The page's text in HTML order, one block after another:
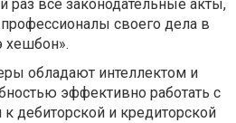
раз все законодательные акты,
своего дела в
хешбон».
обладают интеллектом и
эффективно работать с
дебиторской и кредиторской